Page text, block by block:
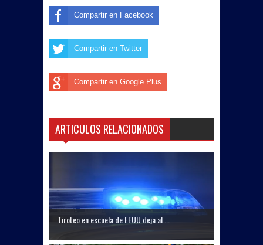
Compartir en Facebook
Compartir en Twitter
Compartir en Google Plus
ARTICULOS RELACIONADOS
Tiroteo en escuela de EEUU deja al ...